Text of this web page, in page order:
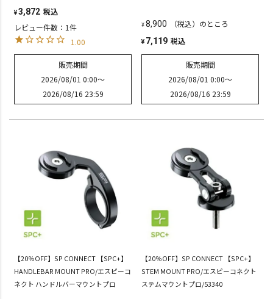
¥3,872 税込
レビュー件数：1件
1.00
販売期間
2026/08/01 0:00〜
2026/08/16 23:59
¥8,900 （税込）のところ
¥ 7,119 税込
販売期間
2026/08/01 0:00〜
2026/08/16 23:59
【20％OFF】SP CONNECT 【SPC+】
HANDLEBAR MOUNT PRO/エスピーコ
ネクト ハンドルバーマウントプロ
【20％OFF】SP CONNECT 【SPC+】
STEM MOUNT PRO/エスピーコネクト
ステムマウントプロ/53340